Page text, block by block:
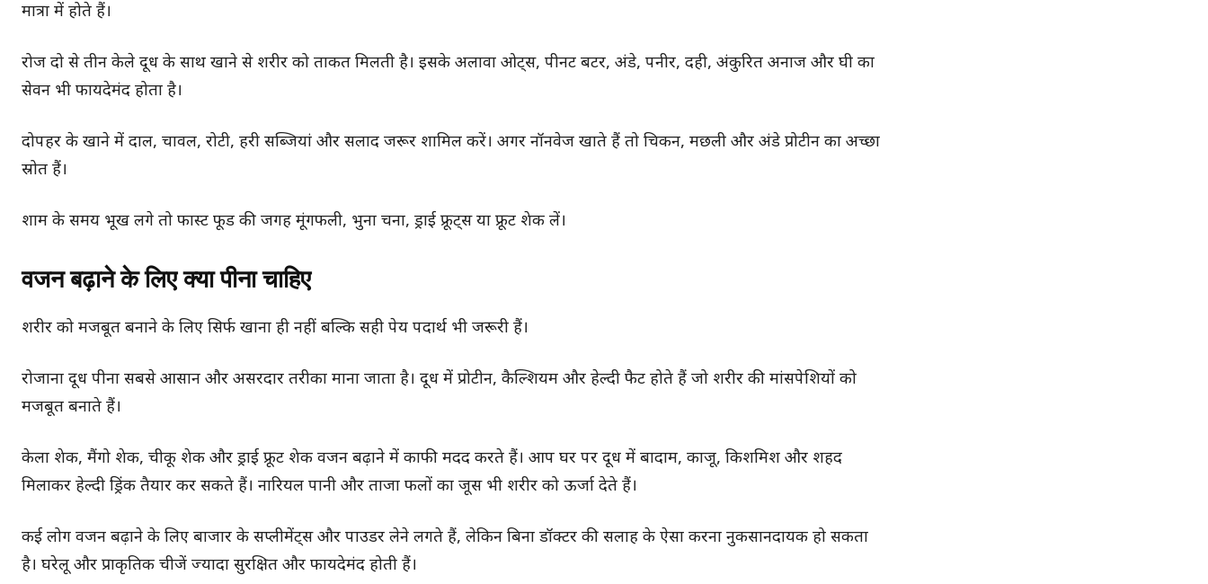
मात्रा में होते हैं।
रोज दो से तीन केले दूध के साथ खाने से शरीर को ताकत मिलती है। इसके अलावा ओट्स, पीनट बटर, अंडे, पनीर, दही, अंकुरित अनाज और घी का
सेवन भी फायदेमंद होता है।
दोपहर के खाने में दाल, चावल, रोटी, हरी सब्जियां और सलाद जरूर शामिल करें। अगर नॉनवेज खाते हैं तो चिकन, मछली और अंडे प्रोटीन का अच्छा
स्रोत हैं।
शाम के समय भूख लगे तो फास्ट फूड की जगह मूंगफली, भुना चना, ड्राई फ्रूट्स या फ्रूट शेक लें।
वजन बढ़ाने के लिए क्या पीना चाहिए
शरीर को मजबूत बनाने के लिए सिर्फ खाना ही नहीं बल्कि सही पेय पदार्थ भी जरूरी हैं।
रोजाना दूध पीना सबसे आसान और असरदार तरीका माना जाता है। दूध में प्रोटीन, कैल्शियम और हेल्दी फैट होते हैं जो शरीर की मांसपेशियों को
मजबूत बनाते हैं।
केला शेक, मैंगो शेक, चीकू शेक और ड्राई फ्रूट शेक वजन बढ़ाने में काफी मदद करते हैं। आप घर पर दूध में बादाम, काजू, किशमिश और शहद
मिलाकर हेल्दी ड्रिंक तैयार कर सकते हैं। नारियल पानी और ताजा फलों का जूस भी शरीर को ऊर्जा देते हैं।
कई लोग वजन बढ़ाने के लिए बाजार के सप्लीमेंट्स और पाउडर लेने लगते हैं, लेकिन बिना डॉक्टर की सलाह के ऐसा करना नुकसानदायक हो सकता
है। घरेलू और प्राकृतिक चीजें ज्यादा सुरक्षित और फायदेमंद होती हैं।